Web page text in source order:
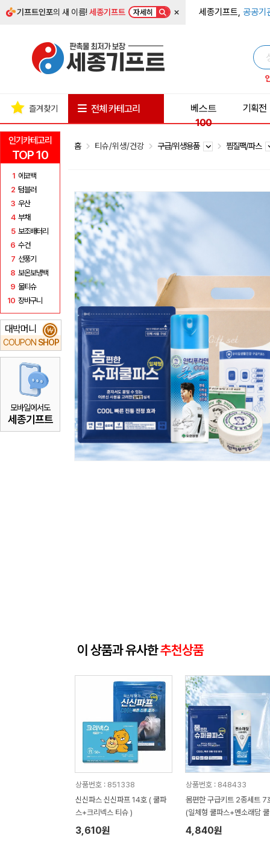
기프트인포의 새 이름!세종기프트 자세히 × 세종기프트, 공공기
인기카테고리
TOP 10
1 에코백
2 텀블러
3 우산
4 부채
5 보조배터리
6 수건
7 선풍기
8 보온보냉백
9 물티슈
10 장바구니
대박머니
COUPON SHOP
₩
모바일에서도
세종기프트
즐겨찾기 전체 카테고리
베스트
100
기획전
홈 티슈/위생/건강 구급/위생용품 찜질팩/파스
이 상품과 유사한추천상품
상품번호 : 851338
신신파스 신신파프 14호 ( 쿨파
스+크리넥스 티슈 )
3,610원
상품번호 : 848433
몸편한 구급키트 2종세트 7
(일체형 쿨파스+멘소래담
어스프레이)
4,840원